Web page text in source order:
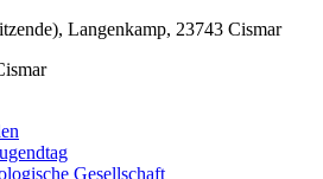
Langenkamp, 23743 Cismar
Gesellschaft